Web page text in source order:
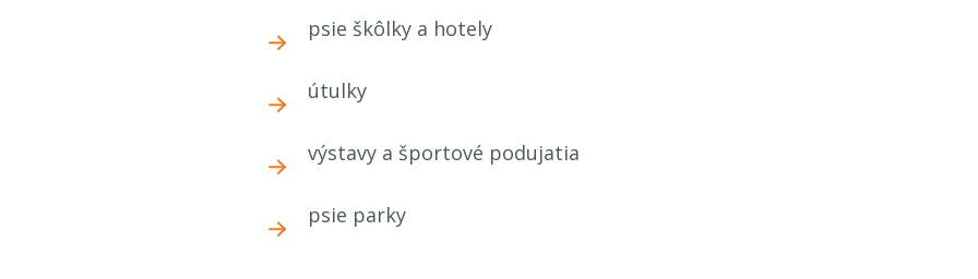
psie škôlky a hotely
útulky
výstavy a športové podujatia
psie parky